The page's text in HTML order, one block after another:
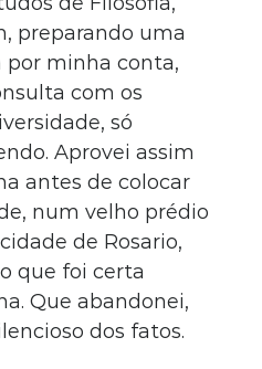
preparando uma
minha conta,
com os
só
Aprovei assim
antes de colocar
num velho prédio
de Rosario,
que foi certa
Que abandonei,
dos fatos.